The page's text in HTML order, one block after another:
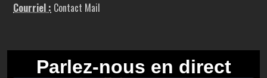
Courriel : Contact Mail